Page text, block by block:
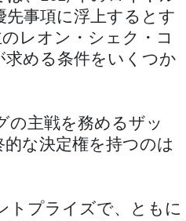
事項に浮上するとす
レオン・シェク・コ
求める条件をいくつか
の主戦を務めるザッ
な決定権を持つのは
トプライズで、ともに